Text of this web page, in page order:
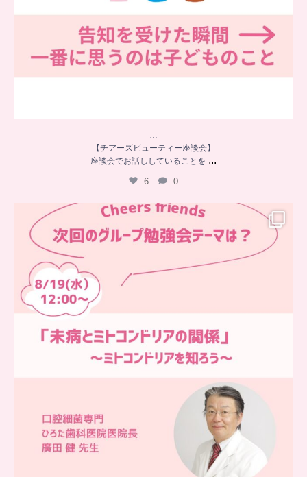
【チアーズビューティー座談会】
座談会でお話ししていることを ...
6 0
…
グループ勉強会